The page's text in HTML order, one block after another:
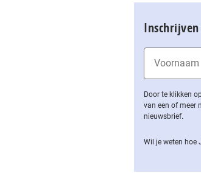
Door te klikken
van een of meer
nieuwsbrief.
Wil je weten hoe